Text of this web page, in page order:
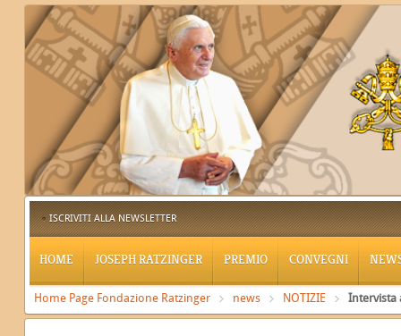
ISCRIVITI ALLA NEWSLETTER
HOME JOSEPH RATZINGER PREMIO CONVEGNI
Home Page Fondazione Ratzinger news NOTIZIE Intervista